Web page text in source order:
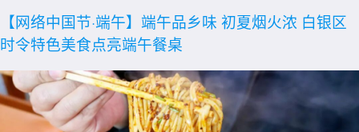
【网络中国节·端午】端午品乡味 初夏烟火浓 白银区
时令特色美食点亮端午餐桌